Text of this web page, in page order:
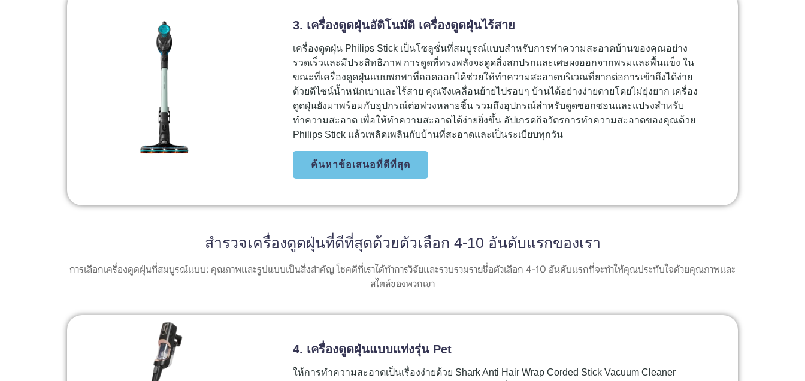
3. เครื่องดูดฝุ่นอัติโนมัติ เครื่องดูดฝุ่นไร้สาย
เครื่องดูดฝุ่น Philips Stick เป็นโซลูชั่นที่สมบูรณ์แบบสำหรับการทำความสะอาดบ้านของคุณอย่าง
รวดเร็วและมีประสิทธิภาพ การดูดที่ทรงพลังจะดูดสิ่งสกปรกและเศษผงออกจากพรมและพื้นแข็ง ใน
ขณะที่เครื่องดูดฝุ่นแบบพกพาที่ถอดออกได้ช่วยให้ทำความสะอาดบริเวณที่ยากต่อการเข้าถึงได้ง่าย
ด้วยดีไซน์น้ำหนักเบาและไร้สาย คุณจึงเคลื่อนย้ายไปรอบๆ บ้านได้อย่างง่ายดายโดยไม่ยุ่งยาก เครื่อง
ดูดฝุ่นยังมาพร้อมกับอุปกรณ์ต่อพ่วงหลายชิ้น รวมถึงอุปกรณ์สำหรับดูดซอกซอนและแปรงสำหรับ
ทำความสะอาด เพื่อให้ทำความสะอาดได้ง่ายยิ่งขึ้น อัปเกรดกิจวัตรการทำความสะอาดของคุณด้วย
Philips Stick แล้วเพลิดเพลินกับบ้านที่สะอาดและเป็นระเบียบทุกวัน
ค้นหาข้อเสนอที่ดีที่สุด
สำรวจเครื่องดูดฝุ่นที่ดีที่สุดด้วยตัวเลือก 4-10 อันดับแรกของเรา
การเลือกเครื่องดูดฝุ่นที่สมบูรณ์แบบ: คุณภาพและรูปแบบเป็นสิ่งสำคัญ โชคดีที่เราได้ทำการวิจัยและรวบรวมรายชื่อตัวเลือก 4-10 อันดับแรกที่จะทำให้คุณประทับใจด้วยคุณภาพและ
สไตล์ของพวกเขา
4. เครื่องดูดฝุ่นแบบแท่งรุ่น Pet
ให้การทำความสะอาดเป็นเรื่องง่ายด้วย Shark Anti Hair Wrap Corded Stick Vacuum Cleaner